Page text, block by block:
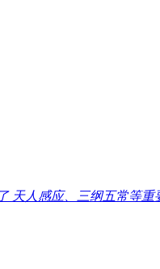
天人感应、三纲五常等重